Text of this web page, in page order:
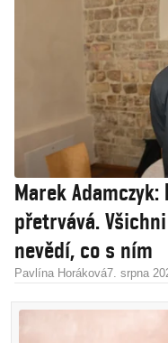
Marek Adamczyk:
přetrvává.
nevědí, co s ním
Pavlína Horáková7. srpna